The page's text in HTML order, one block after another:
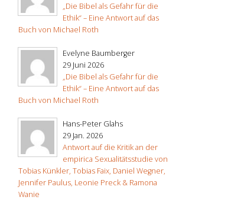
„Die Bibel als Gefahr für die
Ethik“ – Eine Antwort auf das
Buch von Michael Roth
Evelyne Baumberger
29 Juni 2026
„Die Bibel als Gefahr für die
Ethik“ – Eine Antwort auf das
Buch von Michael Roth
Hans-Peter Glahs
29 Jan. 2026
Antwort auf die Kritik an der
empirica Sexualitätsstudie von
Tobias Künkler, Tobias Faix, Daniel Wegner,
Jennifer Paulus, Leonie Preck & Ramona
Wanie